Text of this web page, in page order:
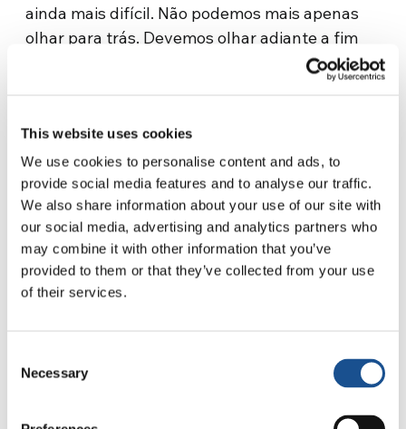
This website uses cookies
We use cookies to personalise content and ads, to
provide social media features and to analyse our traffic.
We also share information about your use of our site with
our social media, advertising and analytics partners who
may combine it with other information that you’ve
provided to them or that they’ve collected from your use
of their services.
Selection
Necessary
ainda mais difícil. Não podemos mais apenas
olhar para trás. Devemos olhar adiante a fim
de enfrentar alguns desses desafios. De fato,
algumas das tecnologias que usamos hoje
inteligência artificial, para ajudar a prever
cenários que nunca ocorreram antes.”
Os desafios o motivam claramente e, como
bom engenheiro, John adora buscar soluções.
No entanto, ele também admite que “este é um
momento difícil, e um dos maiores desafios é
fazer as pessoas acordarem e perceberem que
nossa forma de vida como sociedade”.